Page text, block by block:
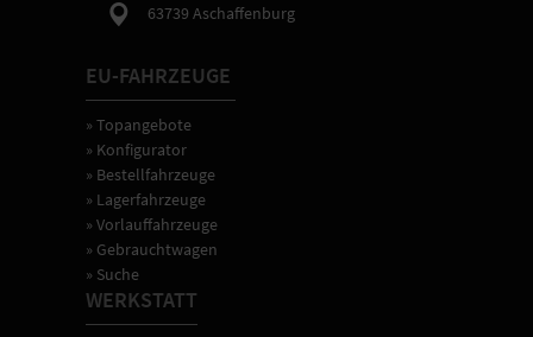
63739 Aschaffenburg
EU-FAHRZEUGE
» Topangebote
» Konfigurator
» Bestellfahrzeuge
» Lagerfahrzeuge
» Vorlauffahrzeuge
» Gebrauchtwagen
» Suche
WERKSTATT